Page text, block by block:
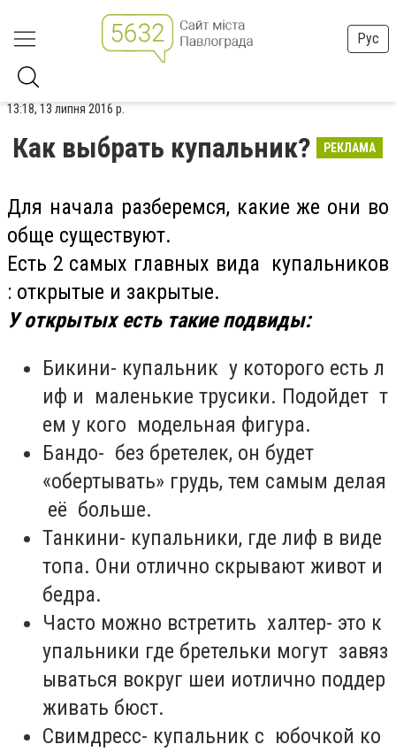
Рус
13:18, 13 липня 2016 р.
Как выбрать купальник? РЕКЛАМА
Для начала разберемся, какие же они во
обще существуют.
Есть 2 самых главных вида купальников
: открытые и закрытые.
У открытых есть такие подвиды:
Бикини- купальник у которого есть л
иф и маленькие трусики. Подойдет т
ем у кого модельная фигура.
Бандо- без бретелек, он будет
«обертывать» грудь, тем самым делая
её больше.
Танкини- купальники, где лиф в виде
топа. Они отлично скрывают живот и
бедра.
Часто можно встретить халтер- это к
упальники где бретельки могут завяз
ываться вокруг шеи иотлично поддер
живать бюст.
Свимдресс- купальник с юбочкой ко